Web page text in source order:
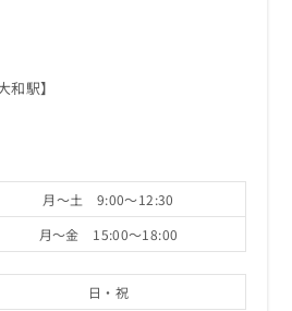
駅】
月～土 9:00～12:30
月～金 15:00～18:00
日・祝